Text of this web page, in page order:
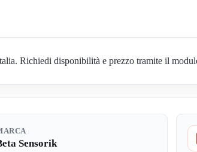
Richiedi disponibilità e prezzo tramite il
Sensorik